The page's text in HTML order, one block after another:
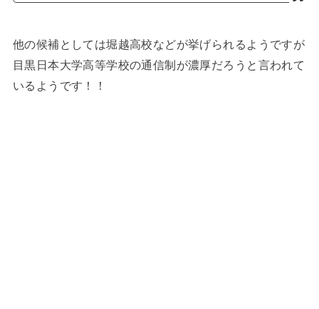
他の候補としては堀越高校などが挙げられるようですが
目黒日本大学高等学校の通信制が濃厚だろうと言われて
いるようです！！